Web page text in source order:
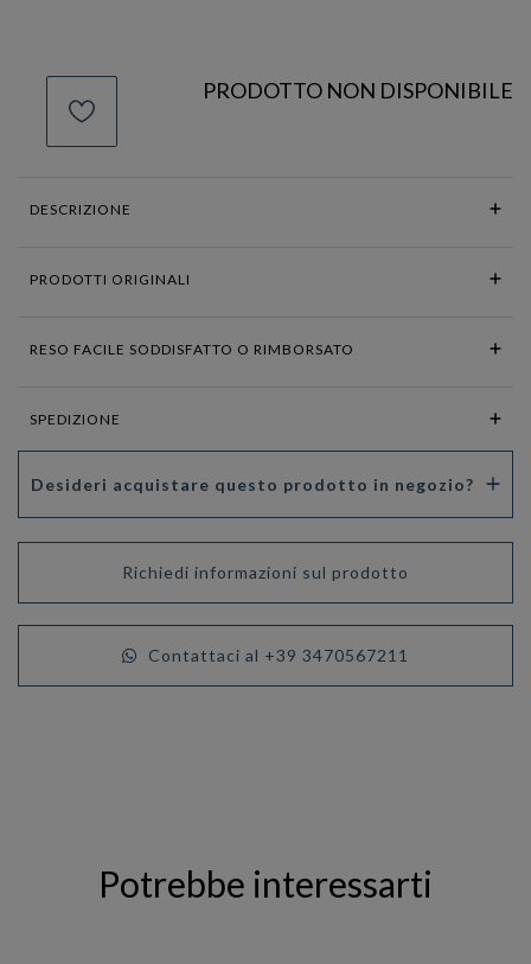
PRODOTTO NON DISPONIBILE
DESCRIZIONE
PRODOTTI ORIGINALI
RESO FACILE SODDISFATTO O RIMBORSATO
SPEDIZIONE
Desideri acquistare questo prodotto in negozio?
Richiedi informazioni sul prodotto
Contattaci al +39 3470567211
Potrebbe interessarti